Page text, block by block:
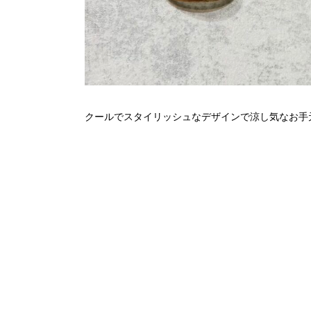
クールでスタイリッシュなデザインで涼し気なお手